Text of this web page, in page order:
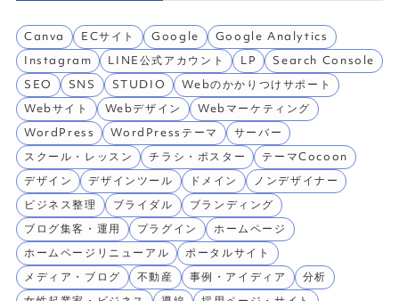
Canva ECサイト Google
Google Analytics
Instagram
LINE公式アカウント LP
Search Console
SEO
SNS STUDIO
Webのかかりつけサポート
Webサイト
Webデザイン
Webマーケティング
WordPress
WordPressテーマ
サーバー
スクール・レッスン
チラシ・ポスター
テーマCocoon
デザイン
デザインツール ドメイン
ノンデザイナー
ビジネス整理
ブライダル
ブランディング
ブログ集客・運用
プラグイン
ホームページ
ホームページリニューアル
ポータルサイト
メディア・ブログ
不動産 事例・アイディア
分析